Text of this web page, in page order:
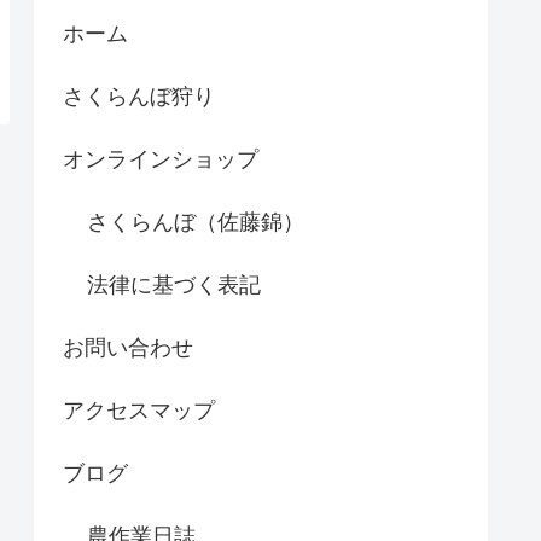
ホーム
さくらんぼ狩り
オンラインショップ
さくらんぼ（佐藤錦）
法律に基づく表記
お問い合わせ
アクセスマップ
ブログ
農作業日誌